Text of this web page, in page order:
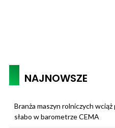
NAJNOWSZE
Branża maszyn rolniczych
słabo w barometrze CEMA